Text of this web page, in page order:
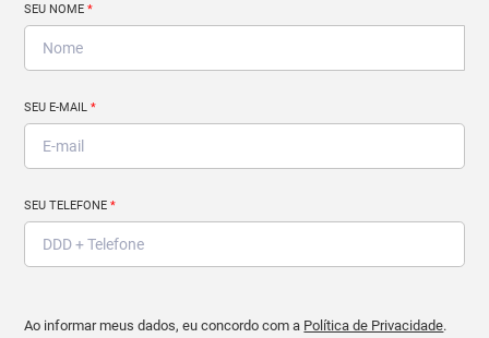
SEU NOME*
SEU E-MAIL*
SEU TELEFONE*
Ao informar meus dados, eu concordo com a Política de Privacidade.